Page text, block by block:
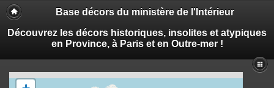
Base décors du ministère de l'Intérieur
Découvrez les décors historiques, insolites et atypiques
en Province, à Paris et en Outre-mer !